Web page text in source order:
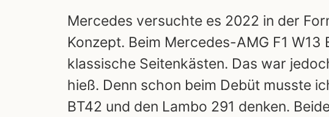
Mercedes versuchte es 2022 in der
Konzept. Beim Mercedes-AMG F1 W13
klassische Seitenkästen. Das war
hieß. Denn schon beim Debüt musste
BT42 und den Lambo 291 denken.